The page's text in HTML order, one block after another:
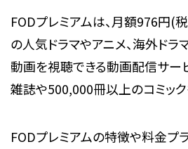
FODプレミアムは、月額976円(
の人気ドラマやアニメ、海外ド
動画を視聴できる動画配信サー
雑誌や500,000冊以上のコミック
FODプレミアムの特徴や料金プラ